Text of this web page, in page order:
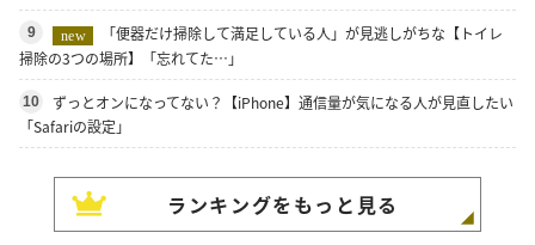
9 new
「便器だけ掃除して満足している人」が見逃しがちな【トイレ
掃除の3つの場所】「忘れてた…」
10
ずっとオンになってない？【iPhone】通信量が気になる人が見直したい
「Safariの設定」
ランキングをもっと見る